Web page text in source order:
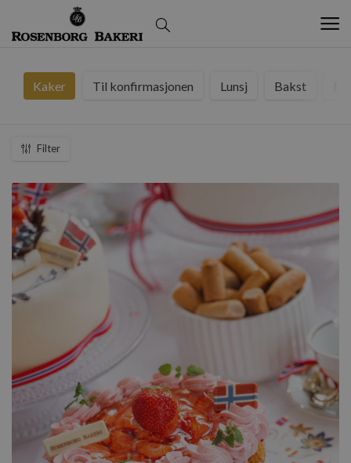
Kaker Til konfirmasjonen Lunsj Bakst
Filter
Laster inn